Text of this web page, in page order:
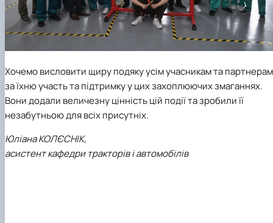
Хочемо висловити щиру подяку усім учасникам та партнерам
за їхню участь та підтримку у цих захоплюючих змаганнях.
Вони додали величезну цінність цій події та зробили її
незабутньою для всіх присутніх.
Юліана КОЛЄСНІК,
асистент кафедри тракторів і автомобілів